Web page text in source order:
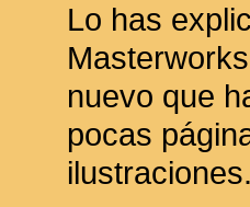
Lo has
nuevo que
pocas